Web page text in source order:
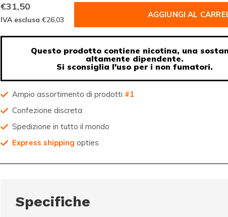
€31,50
IVA esclusa €26,03
AGGIUNGI AL
Questo prodotto contiene nicotina, una
altamente dipendente.
Si sconsiglia l'uso per i non fumatori.
Ampio assortimento di prodotti #1
Confezione discreta
Spedizione in tutto il mondo
Express shipping opties
Specifiche